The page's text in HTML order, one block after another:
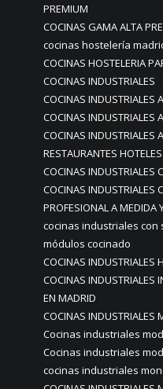
PREMIUM
COCINAS GAMA ALTA
cocinas hostelería
COCINAS HOSTELERIA
COCINAS INDUSTRIALES
COCINAS INDUSTRIALES
COCINAS INDUSTRIALES
COCINAS INDUSTRIALES
RESTAURANTES HOTELES
COCINAS INDUSTRIALES
COCINAS INDUSTRIALES
PROFESIONAL A MEDIDA
cocinas industriales
módulos cocinado
COCINAS INDUSTRIALES
COCINAS INDUSTRIALES
EN MADRID
COCINAS INDUSTRIALES
Cocinas industriales
Cocinas industriales
cocinas industriales